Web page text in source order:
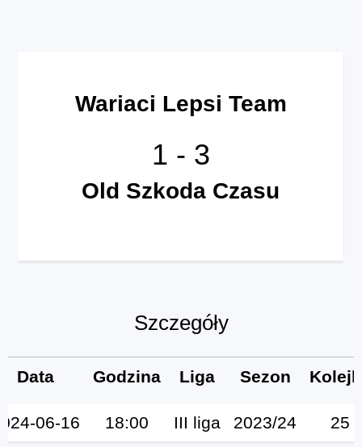
Wariaci Lepsi Team
Old Szkoda Czasu
1 - 3
Szczegóły
Data Godzina Liga Sezon
06-16 18:00 III liga 2023/24 25